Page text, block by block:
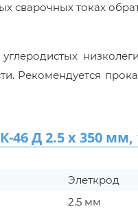
сварочных токах
Рекомендуется
Д 2.5 х 350 мм,
Элеткрод
2.5 мм